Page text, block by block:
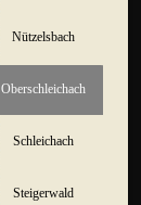
Nützelsbach
Oberschleichach
Schleichach
Steigerwald